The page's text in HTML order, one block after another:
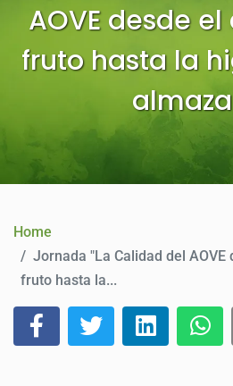
SERVICES
EVENTS
NEWS
CONTACT
AOVE desde
fruto hasta la
Home
Jornada "La Calidad del
fruto hasta la...